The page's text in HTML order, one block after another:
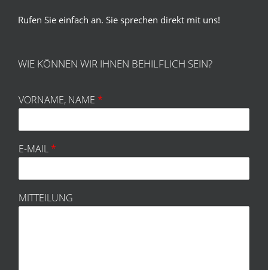
Rufen Sie einfach an. Sie sprechen direkt mit uns!
WIE KÖNNEN WIR IHNEN BEHILFLICH SEIN?
VORNAME, NAME *
E-MAIL*
MITTEILUNG